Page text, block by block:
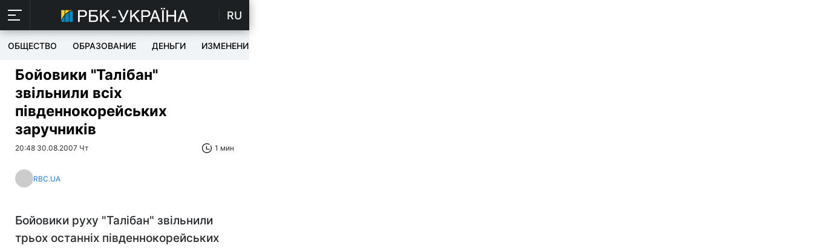
RU
ОБЩЕСТВО ОБРАЗОВАНИЕ ДЕНЬГИ ИЗМЕНЕНИЯ
Бойовики "Талібан"
звільнили всіх
південнокорейських
заручників
20:48 30.08.2007 Чт 1 мин
RBC.UA
Бойовики руху "Талібан" звільнили
трьох останніх південнокорейських